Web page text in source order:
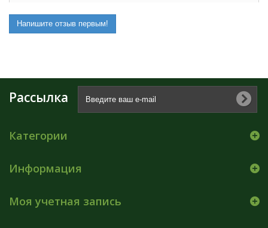
Напишите отзыв первым!
Рассылка
Категории
Информация
Моя учетная запись